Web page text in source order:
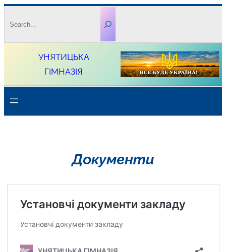
до
вмісту
УНЯТИЦЬКА
ГІМНАЗІЯ
Документи